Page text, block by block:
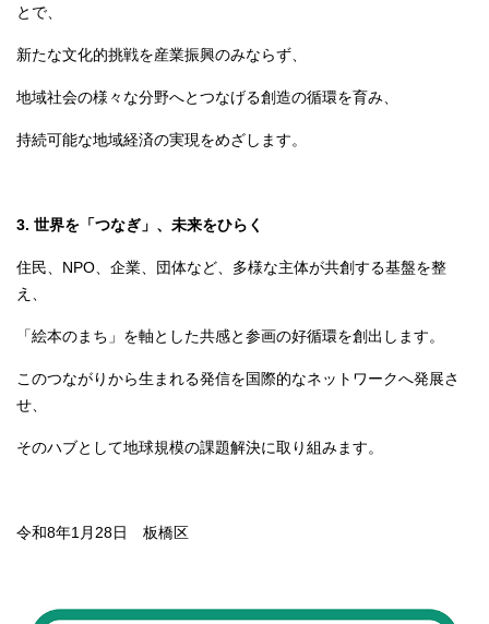
とで、
新たな文化的挑戦を産業振興のみならず、
地域社会の様々な分野へとつなげる創造の循環を育み、
持続可能な地域経済の実現をめざします。
3. 世界を「つなぎ」、未来をひらく
住民、NPO、企業、団体など、多様な主体が共創する基盤を整
え、
「絵本のまち」を軸とした共感と参画の好循環を創出します。
このつながりから生まれる発信を国際的なネットワークへ発展さ
せ、
そのハブとして地球規模の課題解決に取り組みます。
令和8年1月28日 板橋区